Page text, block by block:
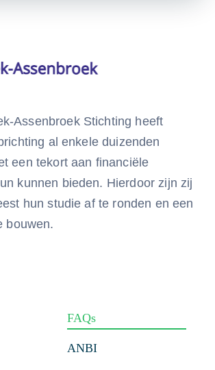
Assenbroek Stichting heeft
al enkele duizenden
een tekort aan financiële
kunnen bieden. Hierdoor zijn zij
hun studie af te ronden en een
bouwen.
FAQs
ANBI